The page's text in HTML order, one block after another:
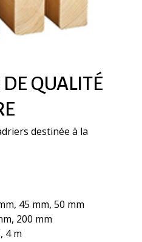
QUALITÉ
destinée à la
45 mm, 50 mm
200 mm
4 m